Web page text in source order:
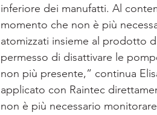
inferiore dei manufatti. Al
momento che non è più
atomizzati insieme al prodotto
permesso di disattivare le
non più presente,” continua
applicato con Raintec
non è più necessario